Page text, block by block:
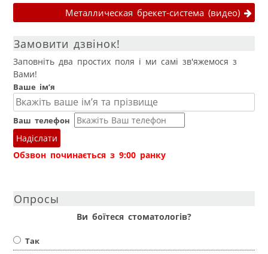
Металлическая брекет-система (видео)
Замовити дзвінок!
Заповніть два простих поля і ми самі зв'яжемося з
Вами!
Ваше ім’я
Ваш телефон
Надіслати
Обзвон починається з 9:00 ранку
Опросы
Ви боїтеся стоматологів?
Так